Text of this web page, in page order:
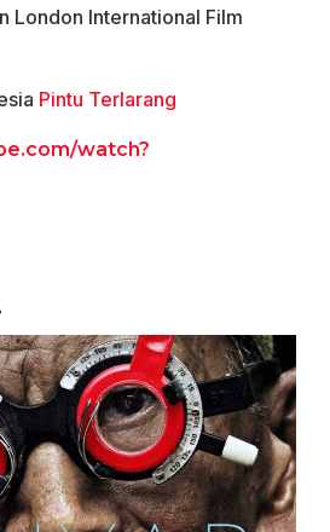
London International Film
Pintu Terlarang
watch?